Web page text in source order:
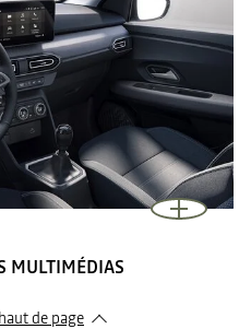
MULTIMÉDIAS
de page